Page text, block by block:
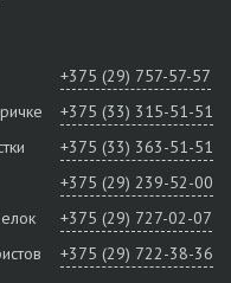
+375 (29) 757-57-57
+375 (33) 315-51-51
+375 (33) 363-51-51
+375 (29) 239-52-00
+375 (29) 727-02-07
+375 (29) 722-38-36